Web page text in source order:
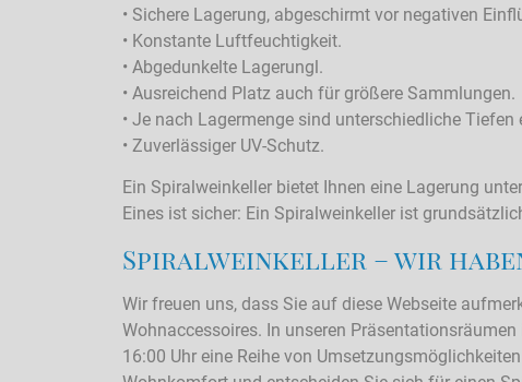
• Sichere Lagerung, abgeschirmt vor negativen
• Konstante Luftfeuchtigkeit.
• Abgedunkelte Lagerungl.
• Ausreichend Platz auch für größere Sammlungen.
• Je nach Lagermenge sind unterschiedliche Tiefen
• Zuverlässiger UV-Schutz.
Ein Spiralweinkeller bietet Ihnen eine Lagerung
Eines ist sicher: Ein Spiralweinkeller ist
Spiralweinkeller – wir
Wir freuen uns, dass Sie auf diese Webseite
Wohnaccessoires. In unseren
16:00 Uhr eine Reihe von